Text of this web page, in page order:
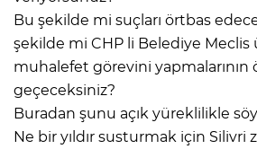
Bu şekilde mi suçları örtbas
şekilde mi CHP li Belediye Meclis
muhalefet görevini yapmalarının
geçeceksiniz?
Buradan şunu açık yüreklilikle
Ne bir yıldır susturmak için Silivri